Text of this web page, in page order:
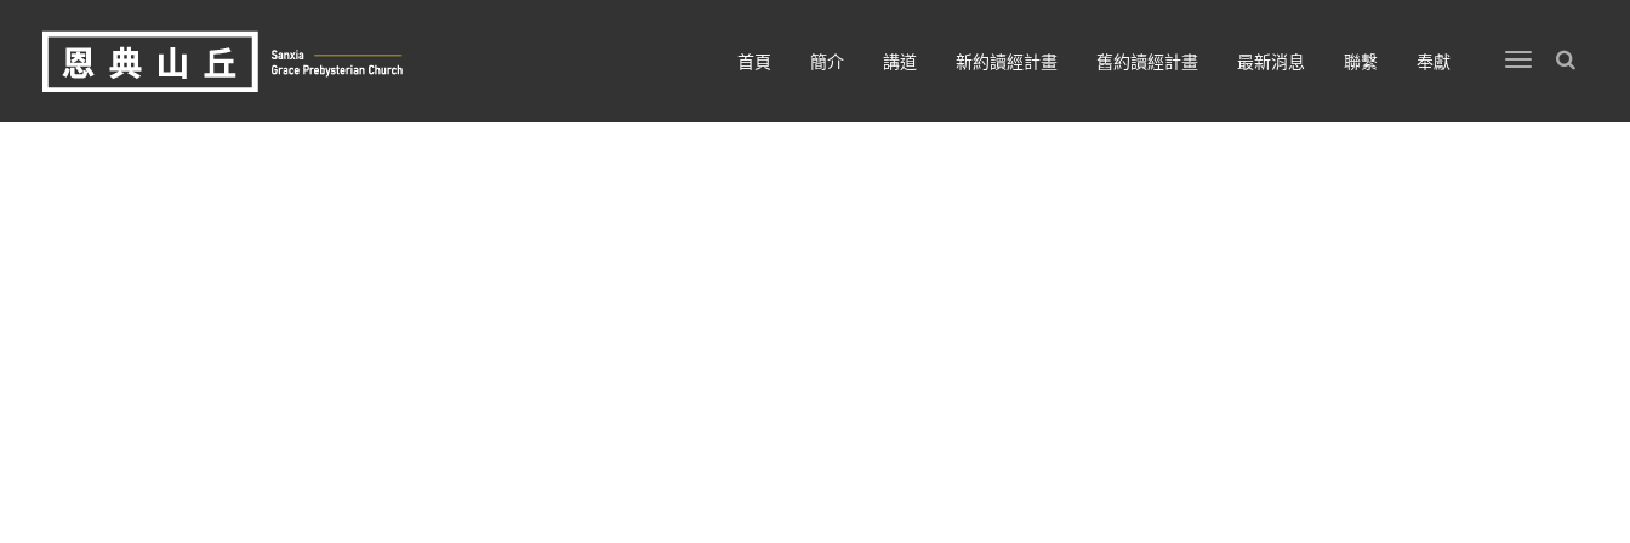
首頁 簡介 講道 新約讀經計畫 舊約讀經計畫 最新消息 聯繫 奉獻